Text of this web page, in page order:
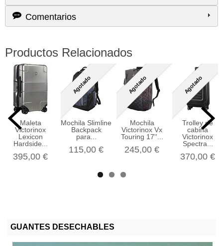
GUANTES DESECHABLES
Comentarios
Productos Relacionados
Maleta
Victorinox
Lexicon
Hardside...
395,00 €
Agotado
Mochila Slimline
Backpack
para...
115,00 €
Agotado
Mochila
Victorinox Vx
Touring 17''...
245,00 €
Agotado
Trolley de
cabina
Victorinox
Spectra...
370,00 €